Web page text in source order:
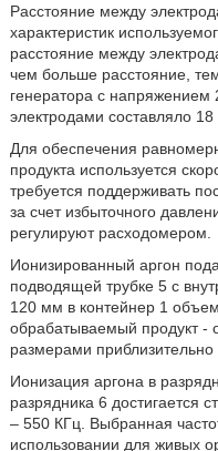
Расстояние между
характеристик
расстояние между
чем больше расстояние,
генератора с напряжением
электродами составляло 18
Для обеспечения
продукта используется
требуется поддерживать
за счет избыточного
регулируют расходомером.
Ионизированный аргон
подводящей трубке 5 с
120 мм в контейнер 1
обрабатываемый продукт -
размерами
Ионизация аргона в
разрядника 6 достигается
– 550 КГц. Выбранная
использовании для живых